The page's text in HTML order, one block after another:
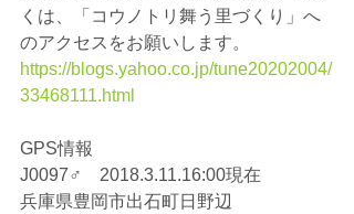
くは、「コウノトリ舞う里づくり」へ
のアクセスをお願いします。
https://blogs.yahoo.co.jp/tune20202004/
33468111.html
GPS情報
J0097♂　2018.3.11.16:00現在
兵庫県豊岡市出石町日野辺